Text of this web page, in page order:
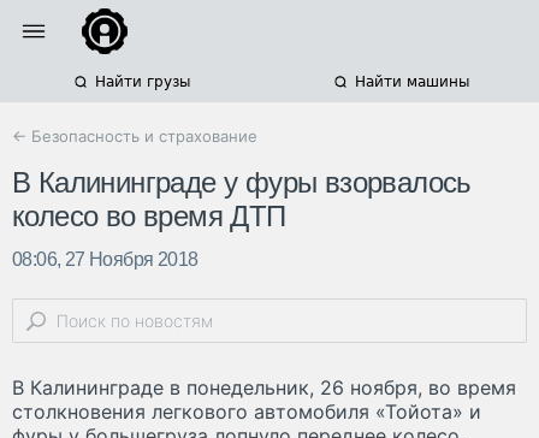
Найти грузы Найти машины
← Безопасность и страхование
В Калининграде у фуры взорвалось
колесо во время ДТП
08:06, 27 Ноября 2018
В Калининграде в понедельник, 26 ноября, во время
столкновения легкового автомобиля «Тойота» и